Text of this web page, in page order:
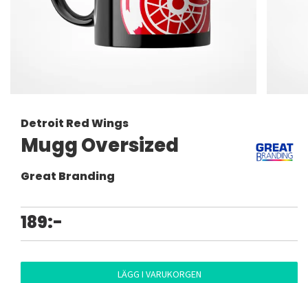
Detroit Red Wings
Mugg Oversized
Great Branding
189:-
LÄGG I VARUKORGEN